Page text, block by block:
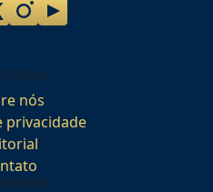
nós
privacidade